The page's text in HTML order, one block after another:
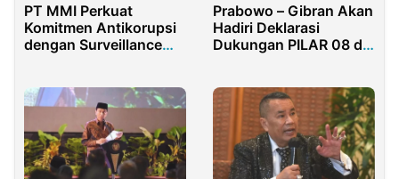
PT MMI Perkuat
Komitmen Antikorupsi
dengan Surveillance
Prabowo – Gibran Akan
Hadiri Deklarasi
Dukungan PILAR 08 di